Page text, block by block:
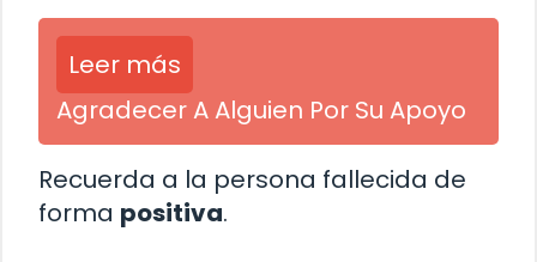
Leer más
Agradecer A Alguien Por Su Apoyo
Recuerda a la persona fallecida de
forma positiva.